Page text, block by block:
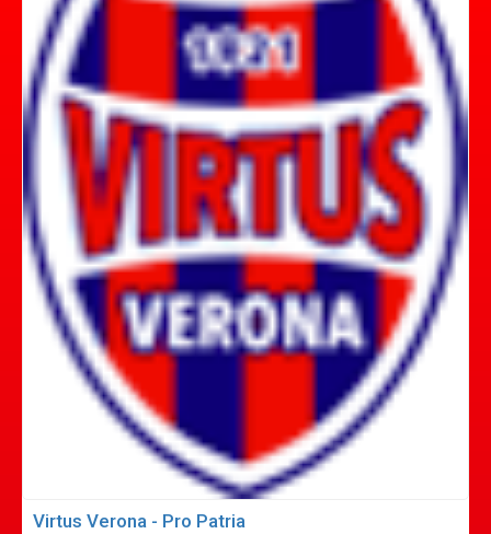
Virtus Verona - Pro Patria